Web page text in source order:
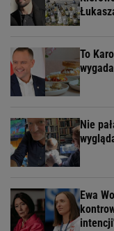
To
Nie
Ewa